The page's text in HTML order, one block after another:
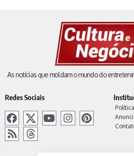
As notícias que moldam o mundo do
Redes Sociais